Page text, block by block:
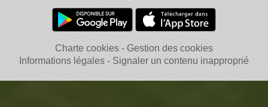
Charte cookies
Gestion des cookies
Informations légales
Signaler un contenu inapproprié